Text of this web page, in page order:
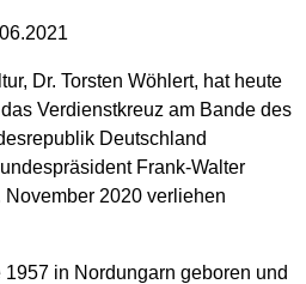
Dr. Torsten Wöhlert, hat heute
Verdienstkreuz am Bande des
Deutschland
Frank-Walter
2020 verliehen
in Nordungarn geboren und